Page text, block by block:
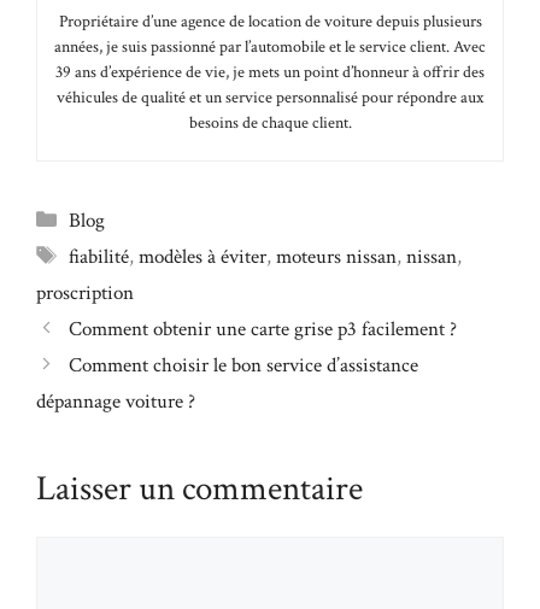
Propriétaire d’une agence de location de voiture depuis plusieurs
années, je suis passionné par l’automobile et le service client. Avec
39 ans d’expérience de vie, je mets un point d’honneur à offrir des
véhicules de qualité et un service personnalisé pour répondre aux
besoins de chaque client.
Catégories
Blog
Étiquettes
fiabilité,modèles à éviter,moteurs nissan,nissan,
proscription
Comment obtenir une carte grise p3 facilement ?
Comment choisir le bon service d’assistance
dépannage voiture ?
Laisser un commentaire